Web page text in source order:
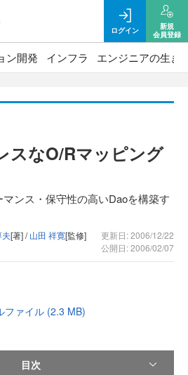
ログイン
新規
会員登録
ン開発 インフラ エンジニアの生き
スなO/Rマッピング
ンス・保守性の高いDaoを構築す
[著] /山田 祥寛[監修]
更新日: 2006/12/22
公開日: 2006/02/07
ファイル (2.3 MB)
目次